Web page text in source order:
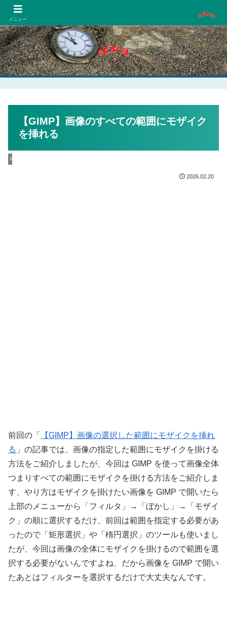
【GIMP】画像のすべての範囲にモザイク
を挿れる
PC
2026.02.20
前回の「
【GIMP】画像の選択した範囲にモザイクを挿れ
る 」の記事では、画像の指定した範囲にモザイクを掛ける
方法をご紹介しましたが、今回は GIMP を使って画像全体
つまりすべての範囲にモザイクを掛ける方法をご紹介しま
す、やり方はモザイクを掛けたい画像を GIMP で開いたら
上部のメニューから「フィルタ」→「ぼかし」→「モザイ
ク」の順に選択するだけ、前回は範囲を指定する必要があ
ったので「矩形選択」や「楕円選択」のツールも使いまし
たが、今回は画像の全体にモザイクを掛けるので範囲を選
択する必要がないんですよね、だから画像を GIMP で開い
たあとはフィルターを選択するだけで大丈夫なんです。
メニュー